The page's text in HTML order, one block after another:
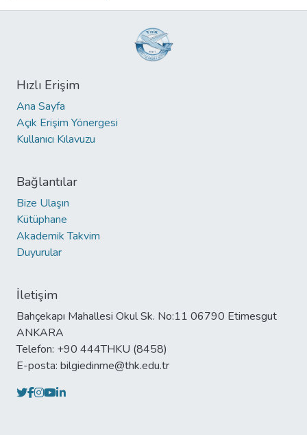
Hızlı Erişim
Ana Sayfa
Açık Erişim Yönergesi
Kullanıcı Kılavuzu
Bağlantılar
Bize Ulaşın
Kütüphane
Akademik Takvim
Duyurular
İletişim
Bahçekapı Mahallesi Okul Sk. No:11 06790 Etimesgut
ANKARA
Telefon: +90 444THKU (8458)
E-posta: bilgiedinme@thk.edu.tr